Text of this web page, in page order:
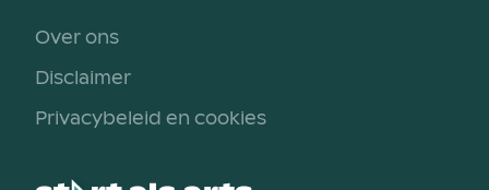
Over ons
Disclaimer
Privacybeleid en cookies